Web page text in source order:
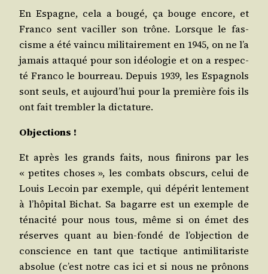
En Espagne, cela a bou­gé, ça bouge encore, et
Fran­co sent vaciller son trône. Lorsque le fas­
cisme a été vain­cu mili­tai­re­ment en 1945, on ne l’a
jamais atta­qué pour son idéo­lo­gie et on a res­pec­
té Fran­co le bour­reau. Depuis 1939, les Espa­gnols
sont seuls, et aujourd’hui pour la pre­mière fois ils
ont fait trem­bler la dictature.
Objec­tions !
Et après les grands faits, nous fini­rons par les
« petites choses », les com­bats obs­curs, celui de
Louis Lecoin par exemple, qui dépé­rit len­te­ment
à l’hôpital Bichat. Sa bagarre est un exemple de
téna­ci­té pour nous tous, même si on émet des
réserves quant au bien-fon­dé de l’objection de
conscience en tant que tac­tique anti­mi­li­ta­riste
abso­lue (c’est notre cas ici et si nous ne prô­nons